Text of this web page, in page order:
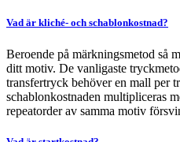
Vad är kliché- och schablonkostnad?
Beroende på märkningsmetod så
ditt motiv. De vanligaste
transfertryck behöver en mall per
schablonkostnaden multipliceras
repeatorder av samma motiv